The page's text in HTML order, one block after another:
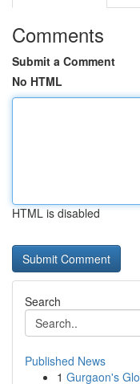
Comments
Submit a Comment
No HTML
HTML is disabled
Search
Published News
1 Gurgaon's